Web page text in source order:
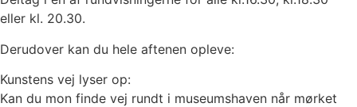
eller kl. 20.30.
Derudover kan du hele aftenen opleve:
Kunstens vej lyser op:
Kan du mon finde vej rundt i museumshaven når mørket